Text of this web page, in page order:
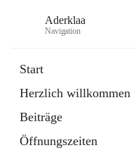
Aderklaa
Navigation
Start
Herzlich willkommen
Beiträge
Öffnungszeiten